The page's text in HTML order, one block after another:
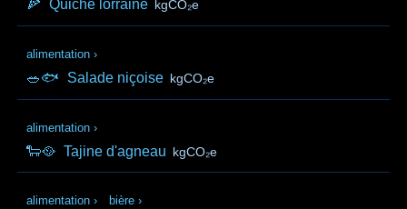
🍕 Quiche lorraine kgCO₂e
alimentation ›
🥗🐟 Salade niçoise kgCO₂e
alimentation ›
🐑🥘 Tajine d'agneau kgCO₂e
alimentation › bière ›